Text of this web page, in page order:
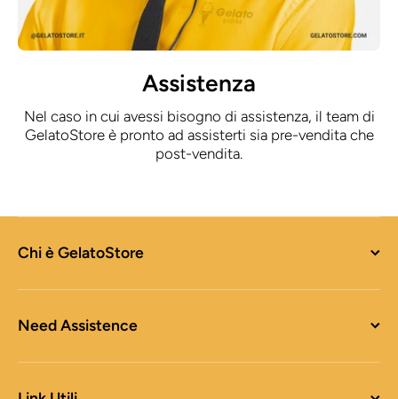
Assistenza
Nel caso in cui avessi bisogno di assistenza, il team di
GelatoStore è pronto ad assisterti sia pre-vendita che
post-vendita.
Chi è GelatoStore
Need Assistence